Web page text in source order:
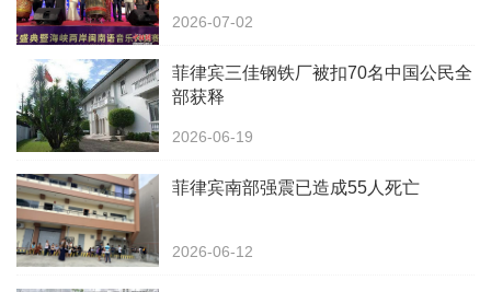
2026-07-02
菲律宾三佳钢铁厂被扣70名中国公民全
部获释
2026-06-19
菲律宾南部强震已造成55人死亡
2026-06-12